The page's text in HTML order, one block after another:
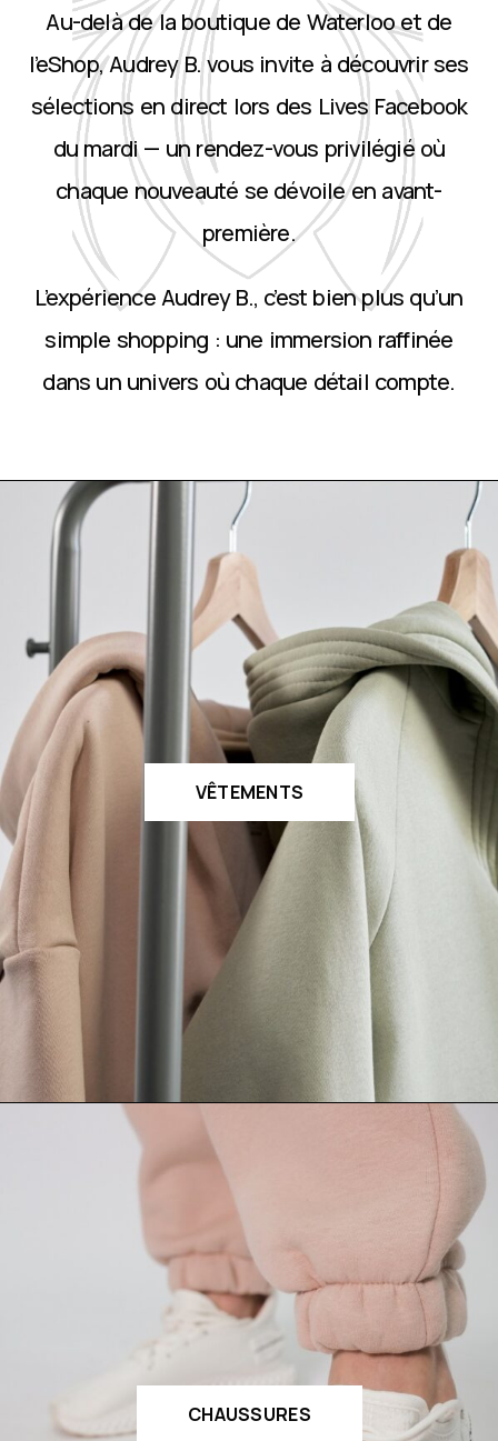
Au-delà de la boutique de Waterloo et de
l’eShop, Audrey B. vous invite à découvrir ses
sélections en direct lors des Lives Facebook
du mardi — un rendez-vous privilégié où
chaque nouveauté se dévoile en avant-
première.
L’expérience Audrey B., c’est bien plus qu’un
simple shopping : une immersion raffinée
dans un univers où chaque détail compte.
VÊTEMENTS
CHAUSSURES